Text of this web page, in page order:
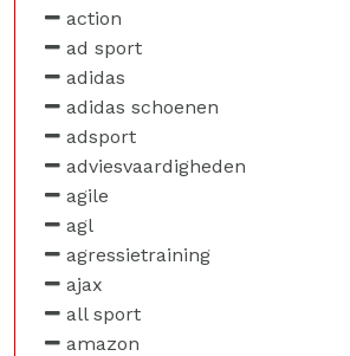
action
ad sport
adidas
adidas schoenen
adsport
adviesvaardigheden
agile
agl
agressietraining
ajax
all sport
amazon